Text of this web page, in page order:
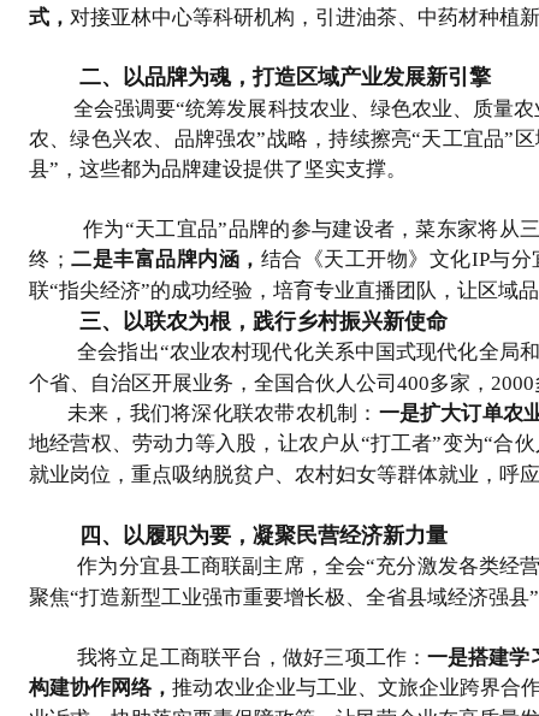
式 ， 对接亚林中心等科研机构，引进油茶、中药材种植
二、以品牌为魂，打造区域产业发展新引擎
全会强调要“统筹发展科技农业、绿色农业、质量
农、绿色兴农、品牌强农”战略，持续擦亮“天工宜品”
县”，这些都为品牌建设提供了坚实支撑。
作为“天工宜品”品牌的参与建设者，菜东家将从
终； 二是丰富品牌内涵 ， 结合《天工开物》文化IP与分
联“指尖经济”的成功经验，培育专业直播团队，让区域
三、以联农为根，践行乡村振兴新使命
全会指出“农业农村现代化关系中国式现代化全局
个省、自治区开展业务，全国合伙人公司400多家，
未来，我们将深化联农带农机制： 一是扩大订单农
地经营权、劳动力等入股，让农户从“打工者”变为“合
就业岗位，重点吸纳脱贫户、农村妇女等群体就业，呼
四、以履职为要，凝聚民营经济新力量
作为分宜县工商联副主席，全会“充分激发各类经
聚焦“打造新型工业强市重要增长极、全省县域经济强
我将立足工商联平台，做好三项工作：一是搭建学
构建协作网络，推动农业企业与工业、文旅企业跨界合